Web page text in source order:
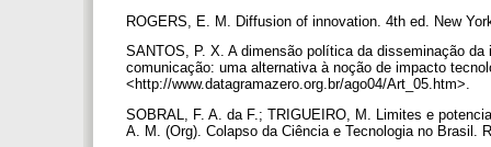
ROGERS, E. M. Diffusion of innovation. 4th ed. New
SANTOS, P. X. A dimensão política da disseminação
comunicação: uma alternativa à noção de impacto
<http://www.datagramazero.org.br/ago04/Art_05.htm>.
SOBRAL, F. A. da F.; TRIGUEIRO, M. Limites e
A. M. (Org). Colapso da Ciência e Tecnologia no Brasil.